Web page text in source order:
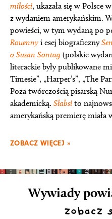
miłości, ukazała się w Polsce
z wydaniem amerykańskim.
powieści, w tym wydaną po
Rouenny i esej biograficzny
o Susan Sontag (polskie
literackie były publikowane
Timesie”, „Harper’s”, „The
Poza twórczością pisarską
akademicką. Słabsi to
amerykańską premierę miała
ZOBACZ WIĘCEJ »
Wywiady
zobacz